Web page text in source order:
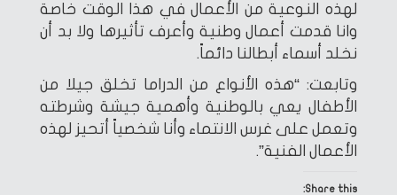
لهذه النوعية من الأعمال في هذا الوقت خاصة
وانا قدمت أعمال وطنية وأعرف تأثيرها ولا بد أن
نخلد أسماء أبطالنا دائماً.
وتابعت: “هذه الأنواع من الدراما تخلق جيلا من
الأطفال يعي بالوطنية وأهمية جيشة وشرطته
وتعمل على غرس الانتماء وأنا شخصياً أتحيز لهذه
الأعمال الفنية”.
Share this: